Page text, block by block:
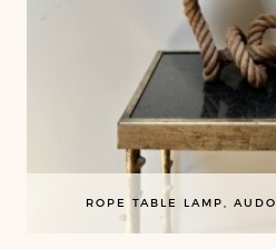
ROPE TABLE LAMP,